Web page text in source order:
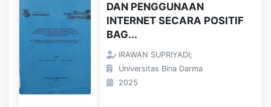
DAN PENGGUNAAN
INTERNET SECARA POSITIF
BAG...
IRAWAN SUPRIYADI;
Universitas Bina Darma
2025